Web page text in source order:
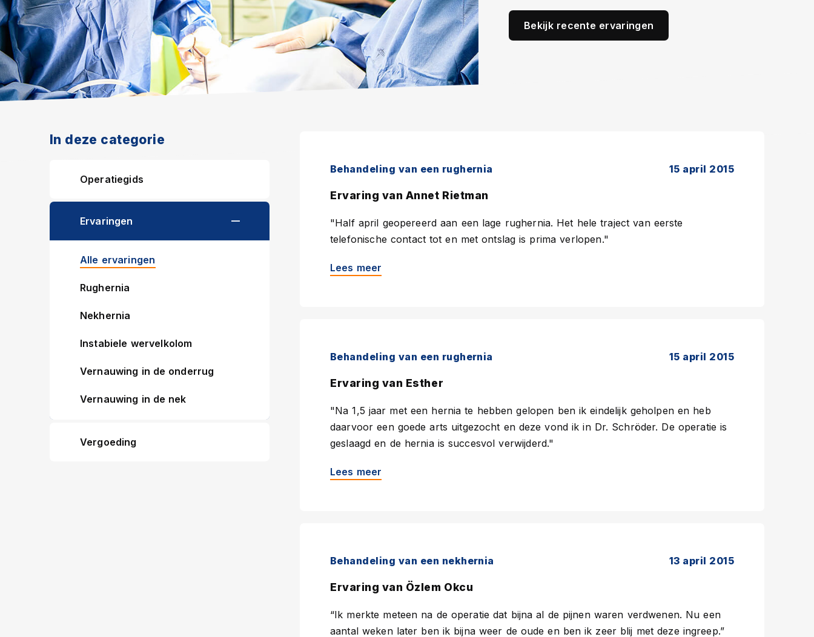
Bekijk recente ervaringen
In deze categorie
Operatiegids
Ervaringen
Alle ervaringen
Rughernia
Nekhernia
Instabiele wervelkolom
Vernauwing in de onderrug
Vernauwing in de nek
Vergoeding
Behandeling van een rughernia 15 april 2015
Ervaring van Annet Rietman
"Half april geopereerd aan een lage rughernia. Het hele traject van eerste
telefonische contact tot en met ontslag is prima verlopen."
Lees meer
Behandeling van een rughernia 15 april 2015
Ervaring van Esther
"Na 1,5 jaar met een hernia te hebben gelopen ben ik eindelijk geholpen en heb
daarvoor een goede arts uitgezocht en deze vond ik in Dr. Schröder. De operatie is
geslaagd en de hernia is succesvol verwijderd."
Lees meer
Behandeling van een nekhernia 13 april 2015
Ervaring van Özlem Okcu
“Ik merkte meteen na de operatie dat bijna al de pijnen waren verdwenen. Nu een
aantal weken later ben ik bijna weer de oude en ben ik zeer blij met deze ingreep.”